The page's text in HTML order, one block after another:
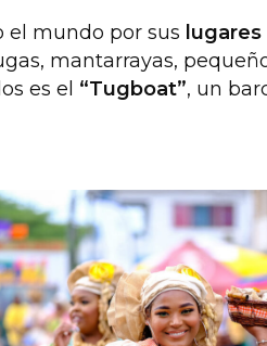
mundo por sus
mantarrayas,
es el “Tugboat”, un